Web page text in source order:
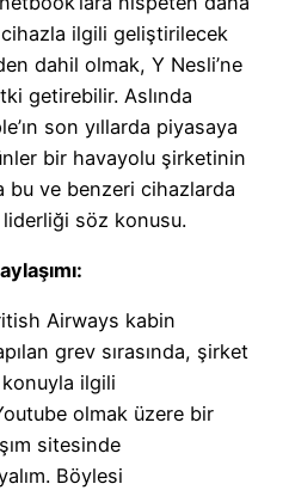
ilgili geliştirilecek
dahil olmak, Y Nesli’ne
getirebilir. Aslında
son yıllarda piyasaya
bir havayolu şirketinin
bu ve benzeri cihazlarda
liderliği söz konusu.
Airways kabin
grev sırasında, şirket
konuyla ilgili
olmak üzere bir
sitesinde
Böylesi